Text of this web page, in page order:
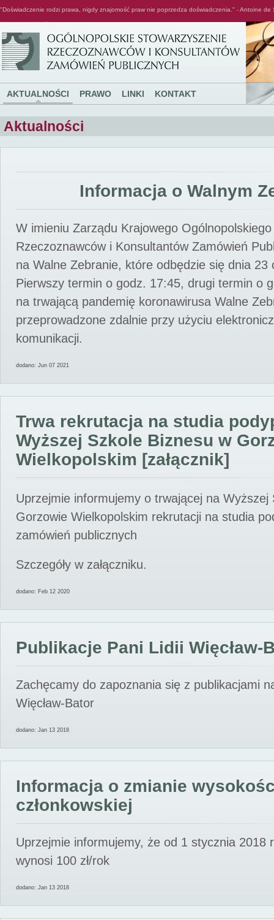
"Doświadczenie rodzi prawa, nigdy znajomość praw nie poprzedza doświadczenia." - Antoine de
AKTUALNOŚCI PRAWO LINKI KONTAKT
Aktualności
Informacja o Walnym
W imieniu Zarządu Krajowego
Rzeczoznawców i Konsultantów Zamówień
na Walne Zebranie, które odbędzie się dnia 23
Pierwszy termin o godz. 17:45, drugi termin o
na trwającą pandemię koronawirusa Walne
przeprowadzone zdalnie przy użyciu
komunikacji.
dodano: Jun 07 2021
Trwa rekrutacja na studia
Wyższej Szkole Biznesu w
Wielkopolskim [załącznik]
Uprzejmie informujemy o trwającej na Wyższej
Gorzowie Wielkopolskim rekrutacji na studia
zamówień publicznych
Szczegóły w załączniku.
dodano: Feb 12 2020
Publikacje Pani Lidii Więcław-
Zachęcamy do zapoznania się z publikacjami
Więcław-Bator
dodano: Jan 13 2018
Informacja o zmianie
członkowskiej
Uprzejmie informujemy, że od 1 stycznia 2018
wynosi 100 zł/rok
dodano: Jan 13 2018